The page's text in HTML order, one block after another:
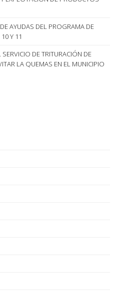
AYUDAS DEL PROGRAMA DE
Y 11
DE TRITURACIÓN DE
LA QUEMAS EN EL MUNICIPIO